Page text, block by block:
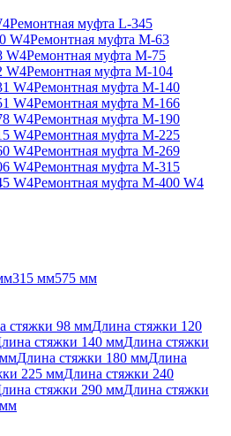
Ремонтная муфта L-345
W4Ремонтная муфта M-63
W4Ремонтная муфта M-75
W4Ремонтная муфта M-104
W4Ремонтная муфта M-140
W4Ремонтная муфта M-166
W4Ремонтная муфта M-190
W4Ремонтная муфта M-225
W4Ремонтная муфта M-269
W4Ремонтная муфта M-315
W4Ремонтная муфта M-400 W4
315 мм575 мм
стяжки 98 ммДлина стяжки 120
стяжки 140 ммДлина стяжки
Длина стяжки 180 ммДлина
225 ммДлина стяжки 240
стяжки 290 ммДлина стяжки